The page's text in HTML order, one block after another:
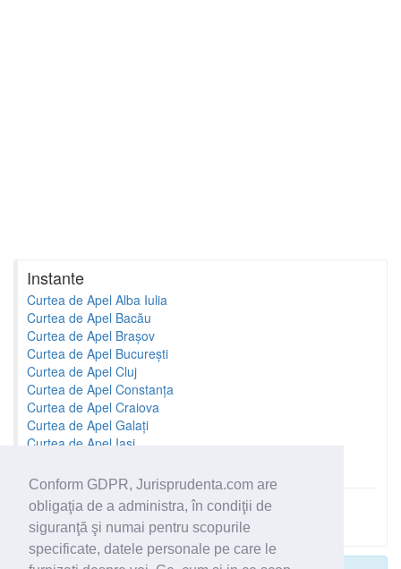
Conform GDPR, Jurisprudenta.com are
obligaţia de a administra, în condiţii de
siguranţă şi numai pentru scopurile
specificate, datele personale pe care le
Instante
Curtea de Apel Alba Iulia
Curtea de Apel Bacău
Curtea de Apel Brașov
Curtea de Apel București
Curtea de Apel Cluj
Curtea de Apel Constanța
Curtea de Apel Craiova
Curtea de Apel Galați
Curtea de Apel Iași
Toate instantele